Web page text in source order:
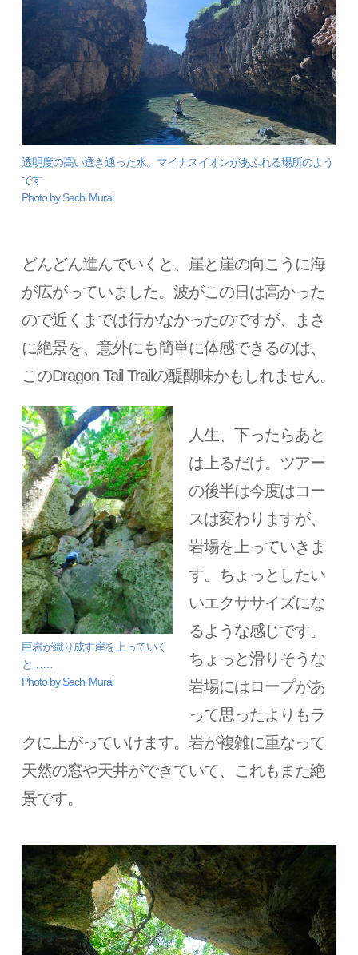
透明度の高い透き通った水。マイナスイオンがあふれる場所のよう
です
Photo by Sachi Murai
どんどん進んでいくと、崖と崖の向こうに海
が広がっていました。波がこの日は高かった
ので近くまでは行かなかったのですが、まさ
に絶景を、意外にも簡単に体感できるのは、
このDragon Tail Trailの醍醐味かもしれません。
巨岩が織り成す崖を上っていく
と……
Photo by Sachi Murai
人生、下ったらあと
は上るだけ。ツアー
の後半は今度はコー
スは変わりますが、
岩場を上っていきま
す。ちょっとしたい
いエクササイズにな
るような感じです。
ちょっと滑りそうな
岩場にはロープがあ
って思ったよりもラ
クに上がっていけます。岩が複雑に重なって
天然の窓や天井ができていて、これもまた絶
景です。